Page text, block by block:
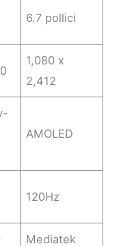
6.7 pollici
1,080 x
2,412
AMOLED
120Hz
Mediatek